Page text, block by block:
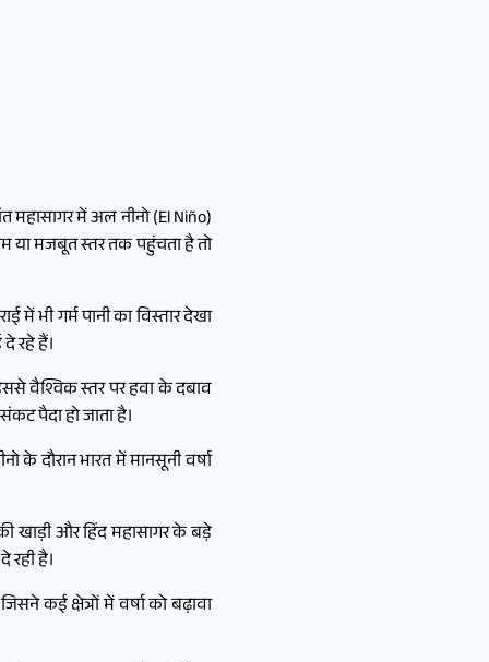
महासागर में अल नीनो (El Niño)
या मजबूत स्तर तक पहुंचता है तो
भी गर्म पानी का विस्तार देखा
रहे हैं।
वैश्विक स्तर पर हवा के दबाव
पैदा हो जाता है।
दौरान भारत में मानसूनी वर्षा
खाड़ी और हिंद महासागर के बड़े
है।
कई क्षेत्रों में वर्षा को बढ़ावा